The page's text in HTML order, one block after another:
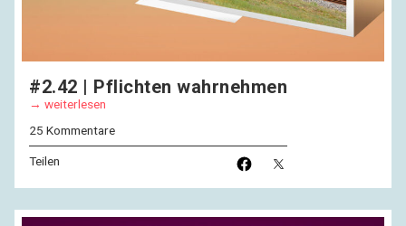
#2.42 | Pflichten wahrnehmen
weiterlesen
25 Kommentare
Teilen